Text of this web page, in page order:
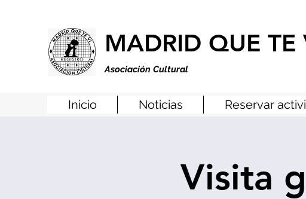
MADRID QUE TE
Asociación Cultural
Inicio Noticias Reservar
Visita